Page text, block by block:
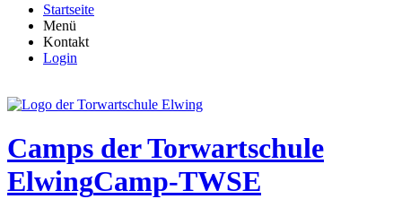
Startseite
Menü
Kontakt
Login
Camps der Torwartschule
ElwingCamp-TWSE